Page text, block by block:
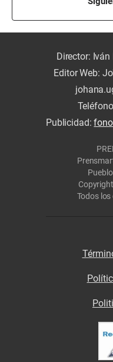
Director:
Editor Web:
Publicidad:
Todos